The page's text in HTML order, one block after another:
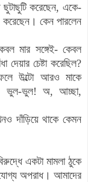
করেছেন, একে-
করেছেন। কেন পারলেন
মার সঙ্গেই- কেবল
দেয়ার চেষ্টা করেছিল?
উল্টো আরও মাকে
ভুল-ভুল! অ, আচ্ছা,
দাঁড়িয়ে থাকে কেমন
একটা মামলা ঠুকে
অপরাধ। আমাদের